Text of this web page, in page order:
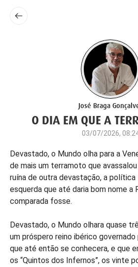
José Braga
O DIA EM QUE A
03/07/2026,
Devastado, o Mundo olha para a
de mais um terramoto que
ruína de outra devastação, a
esquerda que até daria bom nome a
comparada fosse.
Devastado, o Mundo olhara quase
um próspero reino ibérico governado
que até então se conhecera, e que
os “Quintos dos Infernos”, os vinte